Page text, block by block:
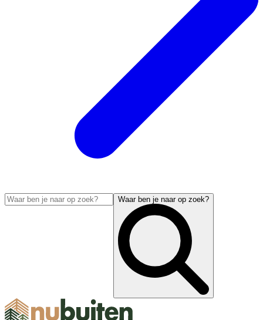
Waar ben je naar op zoek?